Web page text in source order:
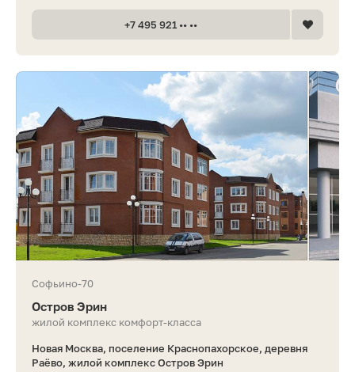
+7 495 921 •• ••
Софьино-70
Остров Эрин
жилой комплекс комфорт-класса
Новая Москва, поселение Краснопахорское, деревня
Раёво, жилой комплекс Остров Эрин